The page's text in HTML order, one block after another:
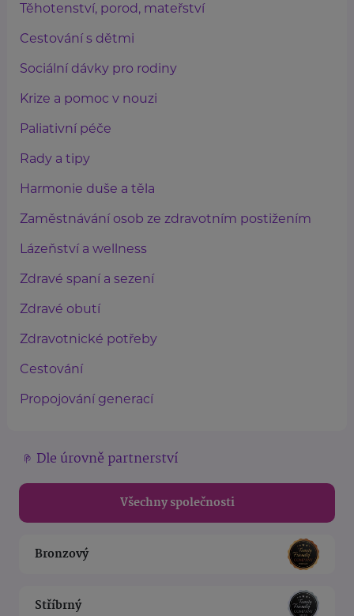
Těhotenství, porod, mateřství
Cestování s dětmi
Sociální dávky pro rodiny
Krize a pomoc v nouzi
Paliativní péče
Rady a tipy
Harmonie duše a těla
Zaměstnávání osob ze zdravotním postižením
Lázeňství a wellness
Zdravé spaní a sezení
Zdravé obutí
Zdravotnické potřeby
Cestování
Propojování generací
Dle úrovně partnerství
Všechny společnosti
Bronzový
Stříbrný